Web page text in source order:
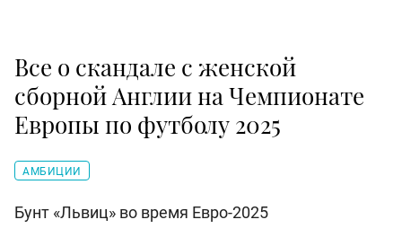
Все о скандале с женской
сборной Англии на Чемпионате
Европы по футболу 2025
АМБИЦИИ
Бунт «Львиц» во время Евро-2025